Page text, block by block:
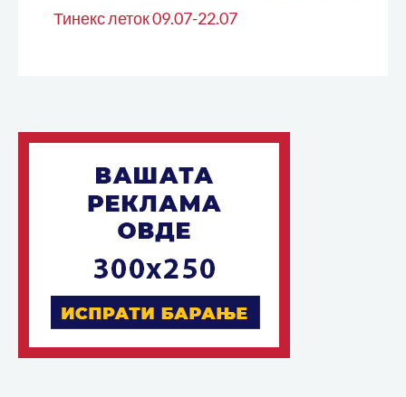
Тинекс леток 09.07-22.07